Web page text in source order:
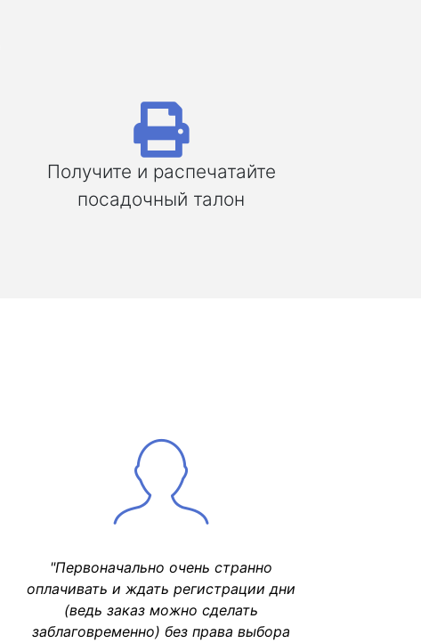
Получите и распечатайте
посадочный талон
"Первоначально очень странно
оплачивать и ждать регистрации дни
(ведь заказ можно сделать
заблаговременно) без права выбора